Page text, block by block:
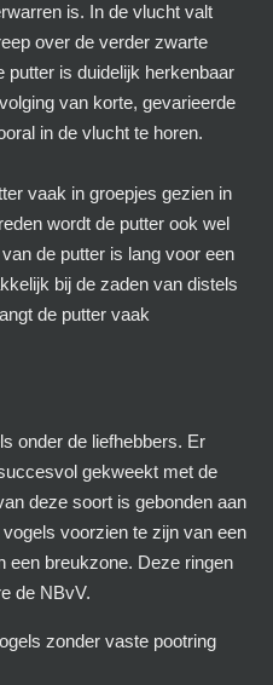
is. In de vlucht valt
over de verder zwarte
putter is duidelijk herkenbaar
van korte, gevarieerde
in de vlucht te horen.
vaak in groepjes gezien in
wordt de putter ook wel
de putter is lang voor een
bij de zaden van distels
de putter vaak
onder de liefhebbers. Er
gekweekt met de
deze soort is gebonden aan
voorzien te zijn van een
een breukzone. Deze ringen
de NBvV.
zonder vaste pootring